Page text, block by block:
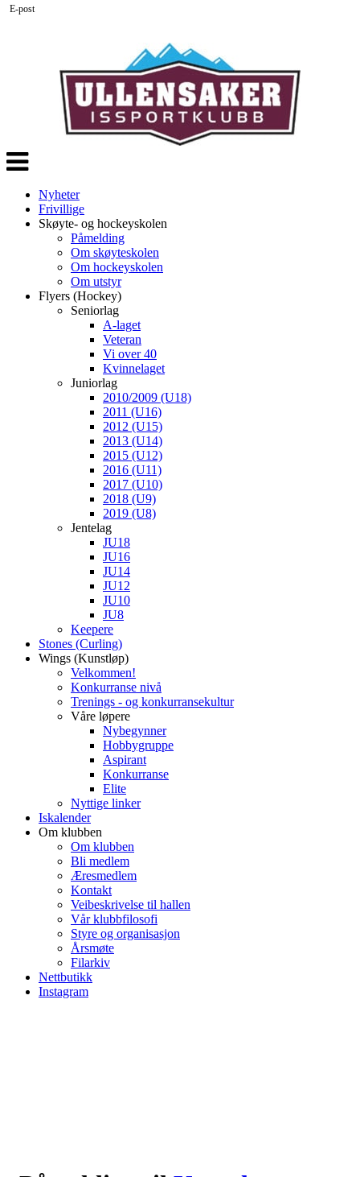
Veksle
navigasjon
Nyheter
Frivillige
Skøyte- og hockeyskolen
Påmelding
Om skøyteskolen
Om hockeyskolen
Om utstyr
Flyers (Hockey)
Seniorlag
A-laget
Veteran
Vi over 40
Kvinnelaget
Juniorlag
2010/2009 (U18)
2011 (U16)
2012 (U15)
2013 (U14)
2015 (U12)
2016 (U11)
2017 (U10)
2018 (U9)
2019 (U8)
Jentelag
JU18
JU16
JU14
JU12
JU10
JU8
Keepere
Stones (Curling)
Wings (Kunstløp)
Velkommen!
Konkurranse nivå
Trenings - og konkurransekultur
Våre løpere
Nybegynner
Hobbygruppe
Aspirant
Konkurranse
Elite
Nyttige linker
Iskalender
Om klubben
Om klubben
Bli medlem
Æresmedlem
Kontakt
Veibeskrivelse til hallen
Vår klubbfilosofi
Styre og organisasjon
Årsmøte
Filarkiv
Nettbutikk
Instagram
E-post